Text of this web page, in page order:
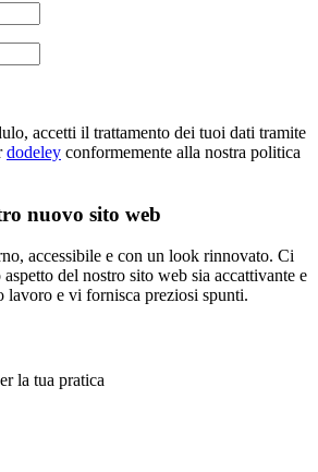
accetti il trattamento dei tuoi dati tramite
dodeley conformemente alla nostra politica
nuovo sito web
accessibile e con un look rinnovato. Ci
del nostro sito web sia accattivante e
e vi fornisca preziosi spunti.
la tua pratica